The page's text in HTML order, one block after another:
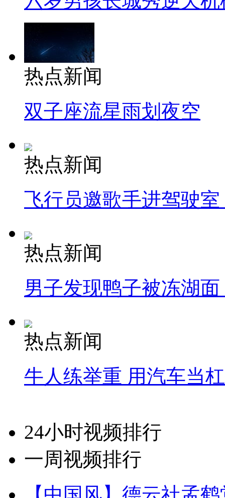
热点新闻
双子座流星雨划夜空
热点新闻
飞行员邀歌手进驾驶
热点新闻
男子发现鸭子被冻湖
热点新闻
牛人练举重 用汽车当
24小时视频排行
一周视频排行